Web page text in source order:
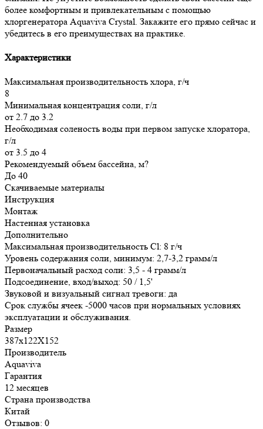
более комфортным и привлекательным с помощью
хлоргенератора Aquaviva Crystal. Закажите его прямо сейчас и
убедитесь в его преимуществах на практике.
Характеристики
Максимальная производительность хлора, г/ч
8
Минимальная концентрация соли, г/л
от 2.7 до 3.2
Необходимая соленость воды при первом запуске хлоратора,
г/л
от 3.5 до 4
Рекомендуемый объем бассейна, м?
До 40
Скачиваемые материалы
Инструкция
Монтаж
Настенная установка
Дополнительно
Максимальная производительность Cl: 8 г/ч
Уровень содержания соли, минимум: 2,7-3,2 грамм/л
Первоначальный расход соли: 3,5 - 4 грамм/л
Подсоединение, вход/выход: 50 / 1,5'
Звуковой и визуальный сигнал тревоги: да
Срок службы ячеек -5000 часов при нормальных условиях
эксплуатации и обслуживания.
Размер
387x122X152
Производитель
Aquaviva
Гарантия
12 месяцев
Страна производства
Китай
Отзывов: 0